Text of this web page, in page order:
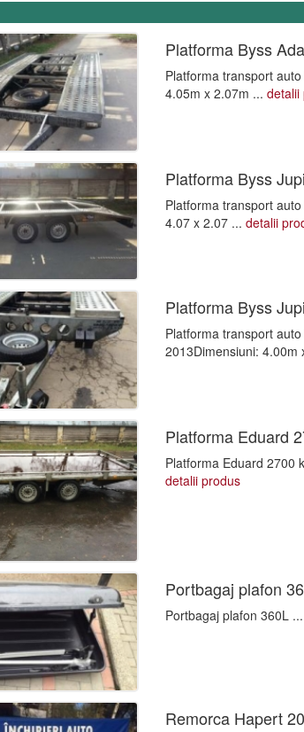
Platforma Byss
Platforma transport
4.05m x 2.07m ...detalii
Platforma Byss
Platforma transport
4.07 x 2.07 ...detalii
Platforma Byss
Platforma transport
2013Dimensiuni:
Platforma Eduard
Platforma Eduard 2700
detalii produs
Portbagaj plafon
Portbagaj plafon 360L
Remorca Hapert